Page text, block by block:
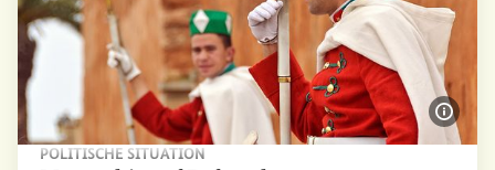
POLITISCHE SITUATION